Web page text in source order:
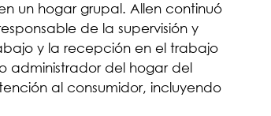
un hogar grupal. Allen continuó
de la supervisión y
y la recepción en el trabajo
administrador del hogar del
al consumidor, incluyendo